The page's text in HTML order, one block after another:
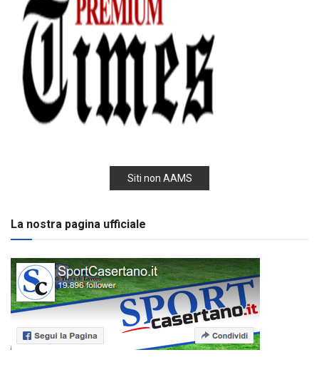
Siti non AAMS
La nostra pagina ufficiale